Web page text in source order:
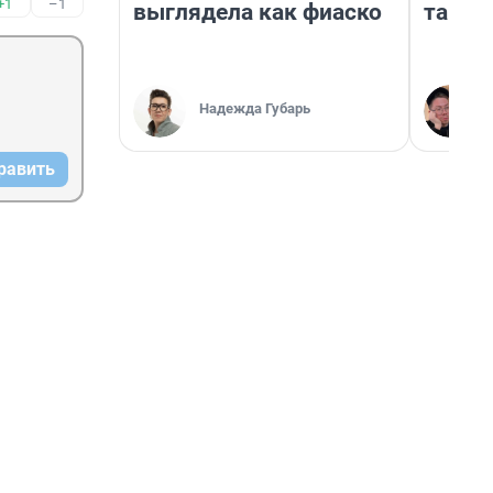
–1 выглядела как фиаско
Надежда Губарь
там